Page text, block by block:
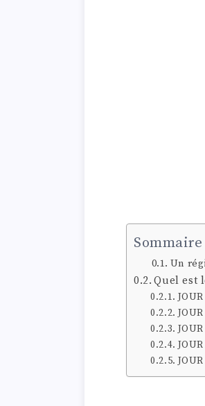
Sommaire
Un
Quel est
JOUR
JOUR